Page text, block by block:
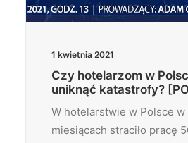
1 kwietnia 2021
Czy hotelarzom w
uniknąć katastrofy?
W hotelarstwie w Polsce w
miesiącach straciło pracę